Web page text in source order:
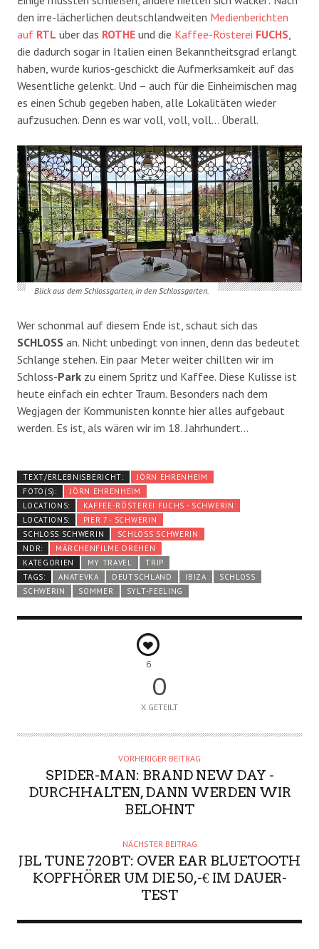
den irre-lächerlichen deutschlandweiten Medienberichten
auf RTL über das ROTHE und die Kaffee-Rösterei FUCHS
die dadurch sogar in Italien einen Bekanntheitsgrad erlangt
haben, wurde kurios-geschickt die Aufmerksamkeit auf das
Wesentliche gelenkt. Und – auch für die Einheimischen mag
es einen Schub gegeben haben, alle Lokalitäten wieder
aufzusuchen. Denn es war voll, voll, voll… Überall.
Blick aus dem Schlossgarten, in den Schlossgarten.
Wer schonmal auf diesem Ende ist, schaut sich das
SCHLOSS an. Nicht unbedingt von innen, denn das bedeutet
Schlange stehen. Ein paar Meter weiter chillten wir im
Schloss-Park zu einem Spritz und Kaffee. Diese Kulisse ist
heute einfach ein echter Traum. Besonders nach dem
Wegjagen der Kommunisten konnte hier alles aufgebaut
werden. Es ist, als wären wir im 18. Jahrhundert…
TEXT/ERLEBNISBERICHT:
JÖRN EHRENHEIM
FOTO(S):
JÖRN EHRENHEIM
LOCATIONS:
KAFFEE-RÖSTEREI FUCHS - SCHWERIN
LOCATIONS:
PIER 7 - SCHWERIN
SCHLOSS SCHWERIN
SCHLOSS SCHWERIN
NDR:
MÄRCHENFILME DREHEN
KATEGORIEN
MY TRAVEL
TRIP
TAGS:
ANATEVKA DEUTSCHLAND IBIZA
SCHLOSS
SCHWERIN
SOMMER SYLT-FEELING
6
0
X GETEILT
VORHERIGER BEITRAG
SPIDER-MAN: BRAND NEW DAY -
DURCHHALTEN, DANN WERDEN WIR
BELOHNT
NÄCHSTER BEITRAG
JBL TUNE 720BT: OVER EAR BLUETOOTH
KOPFHÖRER UM DIE 50,-€ IM DAUER-
TEST